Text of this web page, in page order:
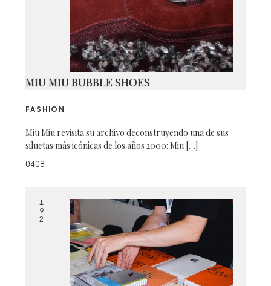
MIU MIU BUBBLE SHOES
FASHION
Miu Miu revisita su archivo deconstruyendo una de sus
siluetas más icónicas de los años 2000: Miu […]
0408
1
9
2